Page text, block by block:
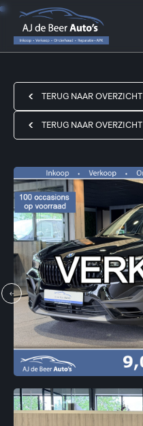
TERUG NAAR OVERZICHT
TERUG NAAR OVERZICHT